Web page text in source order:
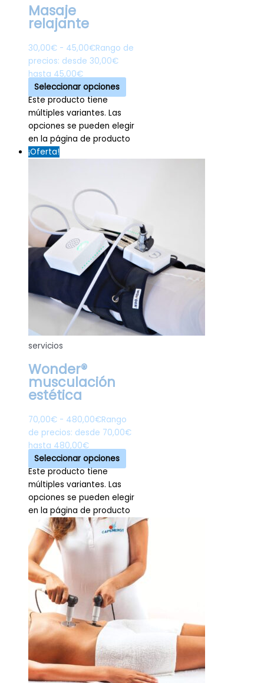
Masaje
relajante
30,00€ - 45,00€Rango de
precios: desde 30,00€
hasta 45,00€
Seleccionar opciones
Este producto tiene
múltiples variantes. Las
opciones se pueden elegir
en la página de producto
¡Oferta!
servicios
Wonder®
musculación
estética
70,00€ - 480,00€Rango
de precios: desde 70,00€
hasta 480,00€
Seleccionar opciones
Este producto tiene
múltiples variantes. Las
opciones se pueden elegir
en la página de producto